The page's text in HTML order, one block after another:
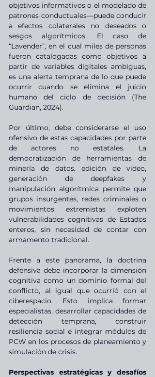
objetivos informativos o el modelado de
patrones conductuales—puede conducir
a efectos colaterales no deseados o
sesgos algorítmicos. El caso de
“Lavender”, en el cual miles de personas
fueron catalogadas como objetivos a
partir de variables digitales ambiguas,
es una alerta temprana de lo que puede
ocurrir cuando se elimina el juicio
humano del ciclo de decisión (The
Guardian, 2024).
Por último, debe considerarse el uso
ofensivo de estas capacidades por parte
de actores no estatales. La
democratización de herramientas de
minería de datos, edición de video,
generación de deepfakes y
manipulación algorítmica permite que
grupos insurgentes, redes criminales o
movimientos extremistas exploten
vulnerabilidades cognitivas de Estados
enteros, sin necesidad de contar con
armamento tradicional.
Frente a este panorama, la doctrina
defensiva debe incorporar la dimensión
cognitiva como un dominio formal del
conflicto, al igual que ocurrió con el
ciberespacio. Esto implica formar
especialistas, desarrollar capacidades de
detección temprana, construir
resiliencia social e integrar módulos de
PCW en los procesos de planeamiento y
simulación de crisis.
Perspectivas estratégicas y desafíos